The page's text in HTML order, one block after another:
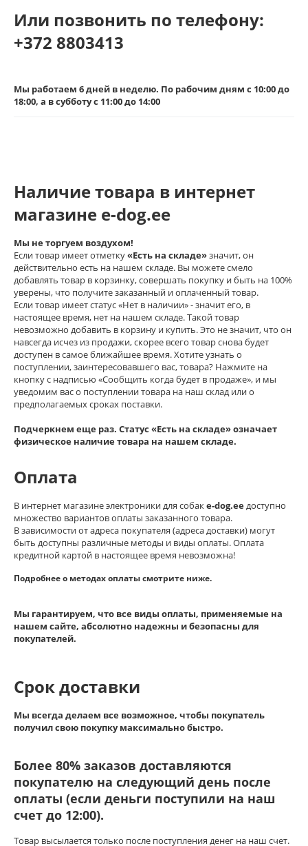
Или позвонить по телефону:
+372 8803413
Мы работаем 6 дней в неделю. По рабочим дням с 10:00 до
18:00, а в субботу с 11:00 до 14:00
Наличие товара в интернет
магазине e-dog.ee
Мы не торгуем воздухом!
Если товар имеет отметку«Есть на складе»значит, он
действительно есть на нашем складе. Вы можете смело
добавлять товар в корзинку, совершать покупку и быть на 100%
уверены, что получите заказанный и оплаченный товар.
Если товар имеет статус «Нет в наличии» - значит его, в
настоящее время, нет на нашем складе. Такой товар
невозможно добавить в корзину и купить. Это не значит, что он
навсегда исчез из продажи, скорее всего товар снова будет
доступен в самое ближайшее время. Хотите узнать о
поступлении, заинтересовавшего вас, товара? Нажмите на
кнопку с надписью «Сообщить когда будет в продаже», и мы
уведомим вас о поступлении товара на наш склад или о
предполагаемых сроках поставки.
Подчеркнем еще раз. Статус «Есть на складе» означает
физическое наличие товара на нашем складе.
Оплата
В интернет магазине электроники для собакe-dog.eeдоступно
множество вариантов оплаты заказанного товара.
В зависимости от адреса покупателя (адреса доставки) могут
быть доступны различные методы и виды оплаты. Оплата
кредитной картой в настоящее время невозможна!
Подробнее о методах оплаты смотрите ниже.
Мы гарантируем, что все виды оплаты, применяемые на
нашем сайте, абсолютно надежны и безопасны для
покупателей.
Срок доставки
Мы всегда делаем все возможное, чтобы покупатель
получил свою покупку максимально быстро.
Более 80% заказов доставляются
покупателю на следующий день после
оплаты (если деньги поступили на наш
счет до 12:00).
Товар высылается только после поступления денег на наш счет.